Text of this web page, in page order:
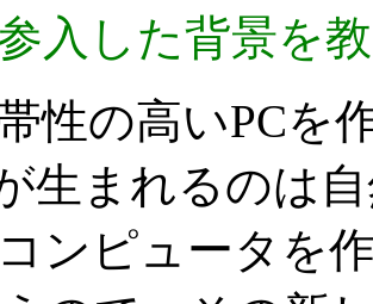
入した背景を
性の高いPCを
生まれるのは
ンピュータを